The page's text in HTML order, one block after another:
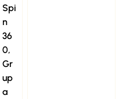
Spi
n
36
0,
Gr
up
a